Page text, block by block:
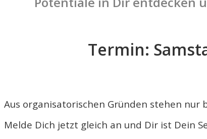
Termin:
Aus organisatorischen Gründen stehen nur
Melde Dich jetzt gleich an und Dir ist Dein